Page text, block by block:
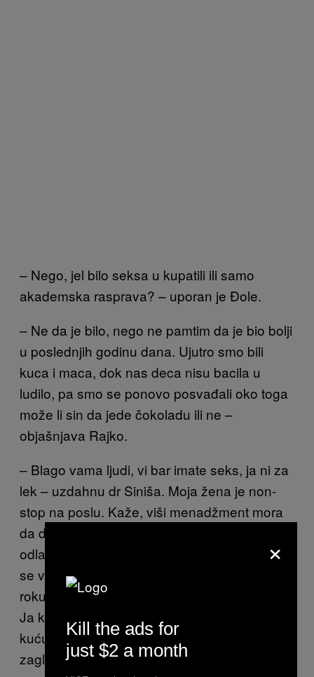
– Nego, jel bilo seksa u kupatili ili samo
akademska rasprava? – uporan je Đole.
– Ne da je bilo, nego ne pamtim da je bio bolji
u poslednjih godinu dana. Ujutro smo bili
kuca i maca, dok nas deca nisu bacila u
ludilo, pa smo se ponovo posvađali oko toga
može li sin da jede čokoladu ili ne –
objašnjava Rajko.
– Blago vama ljudi, vi bar imate seks, ja ni za
lek – uzdahnu dr Siniša. Moja žena je non-
stop na poslu. Kaže, viši menadžment mora
da daje primer u ova teška vremena. Prva
odlazi na posao, poslednja se vraća. A kad
se vrati, nije za ništa. Istušira se, upali TV i u
roku od 10 minuta zaspe. TV ostane upaljen.
Ja kao neki paćenik gasim TV i raspremim
kuću. Pa onda i ja u krevet, osim ako ne
zaglavim na netu.
×
Kill the ads for
just $2 a month